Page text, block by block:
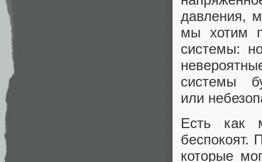
давления,
мы хотим
системы:
системы
или
Есть как
беспокоят.
которые